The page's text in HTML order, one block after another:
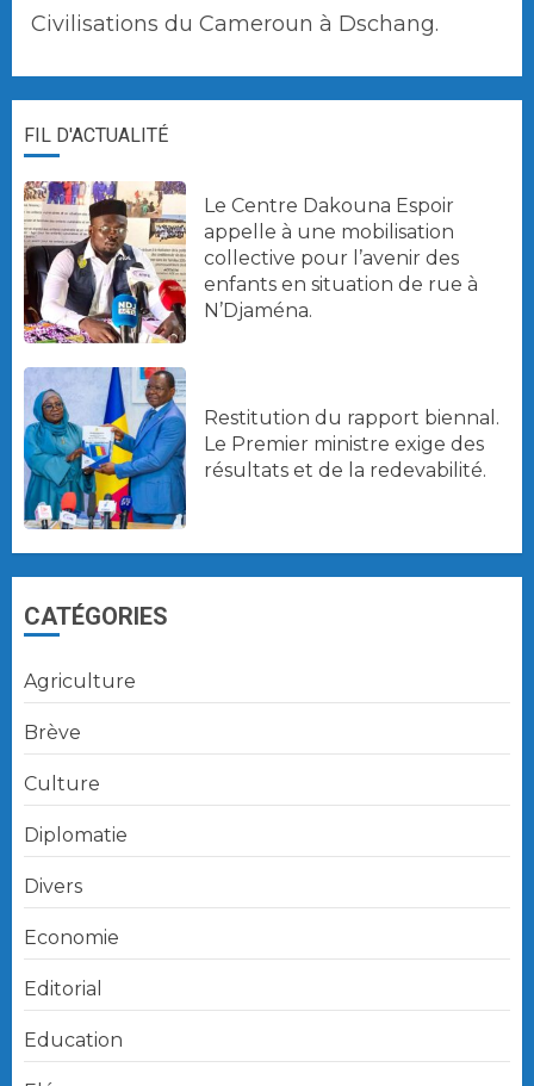
Civilisations du Cameroun à Dschang.
FIL D'ACTUALITÉ
Le Centre Dakouna Espoir
appelle à une mobilisation
collective pour l’avenir des
enfants en situation de rue à
N’Djaména.
Restitution du rapport biennal.
Le Premier ministre exige des
résultats et de la redevabilité.
CATÉGORIES
Agriculture
Brève
Culture
Diplomatie
Divers
Economie
Editorial
Education